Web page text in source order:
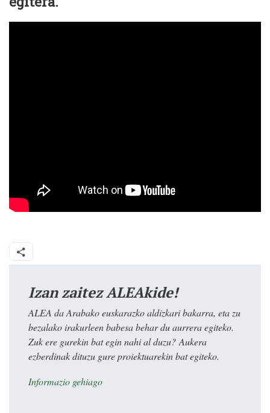
Izan zaitez ALEAkide!
ALEA da Arabako euskarazko aldizkari bakarra, eta zu
bezalako irakurleen babesa behar du aurrera egiteko.
Zuk ere gurekin bat egin nahi al duzu? Aukera
ezberdinak dituzu gure proiektuarekin bat egiteko.
Informazio gehiago